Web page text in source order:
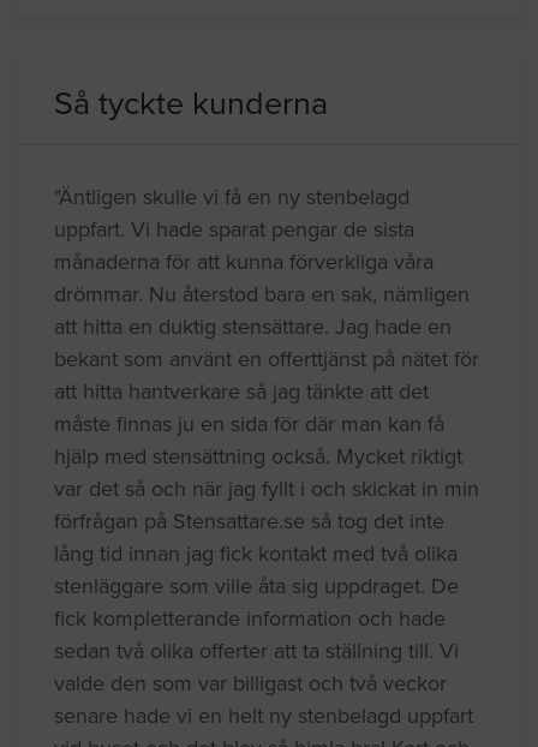
Så tyckte kunderna
"Äntligen skulle vi få en ny stenbelagd
uppfart. Vi hade sparat pengar de sista
månaderna för att kunna förverkliga våra
drömmar. Nu återstod bara en sak, nämligen
att hitta en duktig stensättare. Jag hade en
bekant som använt en offerttjänst på nätet för
att hitta hantverkare så jag tänkte att det
måste finnas ju en sida för där man kan få
hjälp med stensättning också. Mycket riktigt
var det så och när jag fyllt i och skickat in min
förfrågan på Stensattare.se så tog det inte
lång tid innan jag fick kontakt med två olika
stenläggare som ville åta sig uppdraget. De
fick kompletterande information och hade
sedan två olika offerter att ta ställning till. Vi
valde den som var billigast och två veckor
senare hade vi en helt ny stenbelagd uppfart